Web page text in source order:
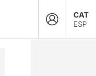
CAT
ESP